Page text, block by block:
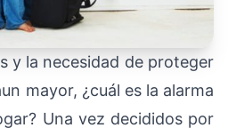
y la necesidad de proteger
mayor, ¿cuál es la alarma
Una vez decididos por